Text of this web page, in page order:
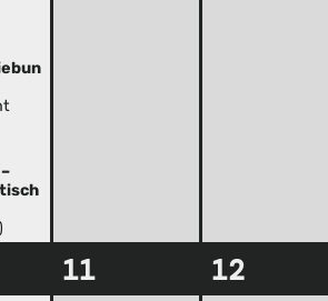
11 12